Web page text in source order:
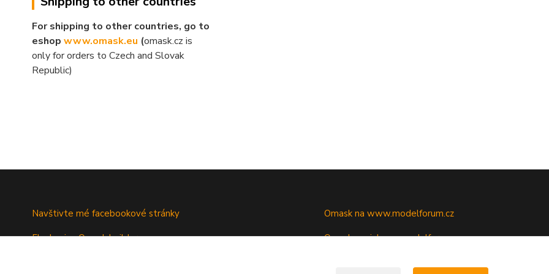
For shipping to other countries, go to
eshop www.omask.eu (omask.cz is
only for orders to Czech and Slovak
Republic)
Navštivte mé facebookové stránky
Fb skupina Omask builders
Omask na www.modelforum.cz
Omask novinky na modelforu